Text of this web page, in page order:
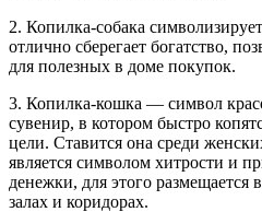
2. Копилка-собака
отлично сберегает богатство,
для полезных в доме покупок.
3. Копилка-кошка — символ
сувенир, в котором быстро
цели. Ставится она среди
является символом хитрости и
денежки, для этого
залах и коридорах.